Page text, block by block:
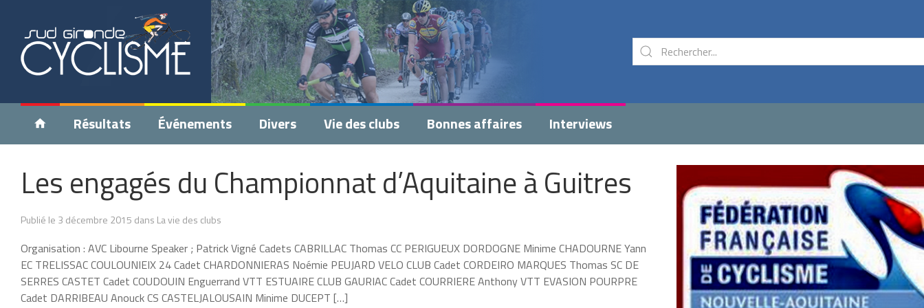
Résultats Événements Divers Vie des clubs Bonnes affaires Interviews
Les engagés du Championnat d’Aquitaine à Guitres
Publié le 3 décembre 2015 dans La vie des clubs
Organisation : AVC Libourne Speaker ; Patrick Vigné Cadets CABRILLAC Thomas CC PERIGUEUX DORDOGNE Minime CHADOURNE Yann
EC TRELISSAC COULOUNIEIX 24 Cadet CHARDONNIERAS Noémie PEUJARD VELO CLUB Cadet CORDEIRO MARQUES Thomas SC DE
SERRES CASTET Cadet COUDOUIN Enguerrand VTT ESTUAIRE CLUB GAURIAC Cadet COURRIERE Anthony VTT EVASION POURPRE
Cadet DARRIBEAU Anouck CS CASTELJALOUSAIN Minime DUCEPT […]